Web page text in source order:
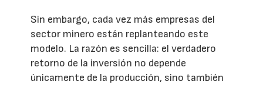
Sin embargo, cada vez más empresas del
sector minero están replanteando este
modelo. La razón es sencilla: el verdadero
retorno de la inversión no depende
únicamente de la producción, sino también